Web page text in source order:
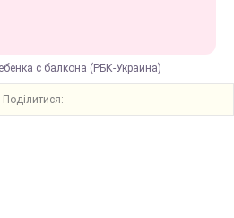
с балкона (РБК-Украина)
Поділитися: